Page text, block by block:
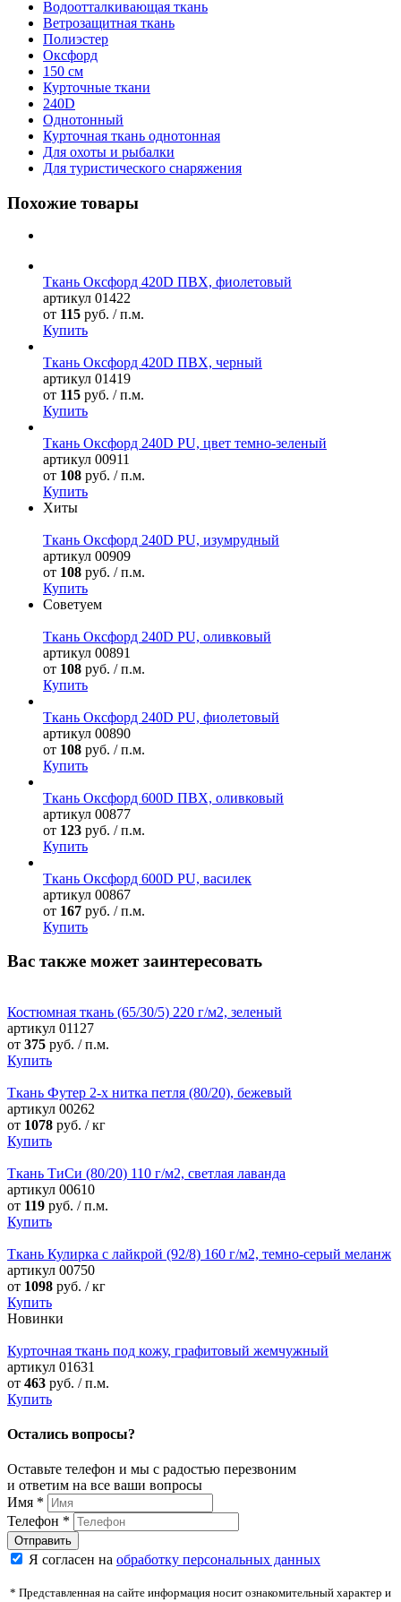
Водоотталкивающая ткань
Ветрозащитная ткань
Полиэстер
Оксфорд
150 см
Курточные ткани
240D
Однотонный
Курточная ткань однотонная
Для охоты и рыбалки
Для туристического снаряжения
Похожие товары
Ткань Оксфорд 420D ПВХ, фиолетовый
артикул 01422
от 115 руб. / п.м.
Купить
Ткань Оксфорд 420D ПВХ, черный
артикул 01419
от 115 руб. / п.м.
Купить
Ткань Оксфорд 240D PU, цвет темно-зеленый
артикул 00911
от 108 руб. / п.м.
Купить
Хиты
Ткань Оксфорд 240D PU, изумрудный
артикул 00909
от 108 руб. / п.м.
Купить
Советуем
Ткань Оксфорд 240D PU, оливковый
артикул 00891
от 108 руб. / п.м.
Купить
Ткань Оксфорд 240D PU, фиолетовый
артикул 00890
от 108 руб. / п.м.
Купить
Ткань Оксфорд 600D ПВХ, оливковый
артикул 00877
от 123 руб. / п.м.
Купить
Ткань Оксфорд 600D PU, василек
артикул 00867
от 167 руб. / п.м.
Купить
Вас также может заинтересовать
Костюмная ткань (65/30/5) 220 г/м2, зеленый
артикул 01127
от 375 руб. / п.м.
Купить
Ткань Футер 2-х нитка петля (80/20), бежевый
артикул 00262
от 1078 руб. / кг
Купить
Ткань ТиСи (80/20) 110 г/м2, светлая лаванда
артикул 00610
от 119 руб. / п.м.
Купить
Ткань Кулирка с лайкрой (92/8) 160 г/м2, темно-серый меланж
артикул 00750
от 1098 руб. / кг
Купить
Новинки
Курточная ткань под кожу, графитовый жемчужный
артикул 01631
от 463 руб. / п.м.
Купить
Остались вопросы?
Оставьте телефон и мы с радостью перезвоним
и ответим на все ваши вопросы
Имя *
Телефон *
Я согласен на обработку персональных данных
* Представленная на сайте информация носит ознакомительный характер и